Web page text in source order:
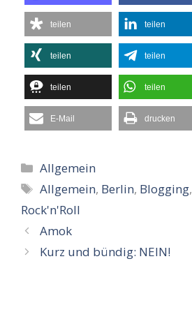
teilen teilen
teilen teilen
teilen teilen
E-Mail drucken
Kategorien
Allgemein
Schlagwörter
Allgemein, Berlin, Blogging,
Rock'n'Roll
Amok
Kurz und bündig: NEIN!